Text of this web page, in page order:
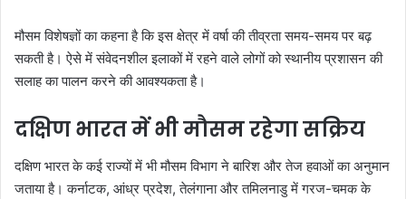
मौसम विशेषज्ञों का कहना है कि इस क्षेत्र में वर्षा की तीव्रता समय-समय पर बढ़
सकती है। ऐसे में संवेदनशील इलाकों में रहने वाले लोगों को स्थानीय प्रशासन की
सलाह का पालन करने की आवश्यकता है।
दक्षिण भारत में भी मौसम रहेगा सक्रिय
दक्षिण भारत के कई राज्यों में भी मौसम विभाग ने बारिश और तेज हवाओं का अनुमान
जताया है। कर्नाटक, आंध्र प्रदेश, तेलंगाना और तमिलनाडु में गरज-चमक के